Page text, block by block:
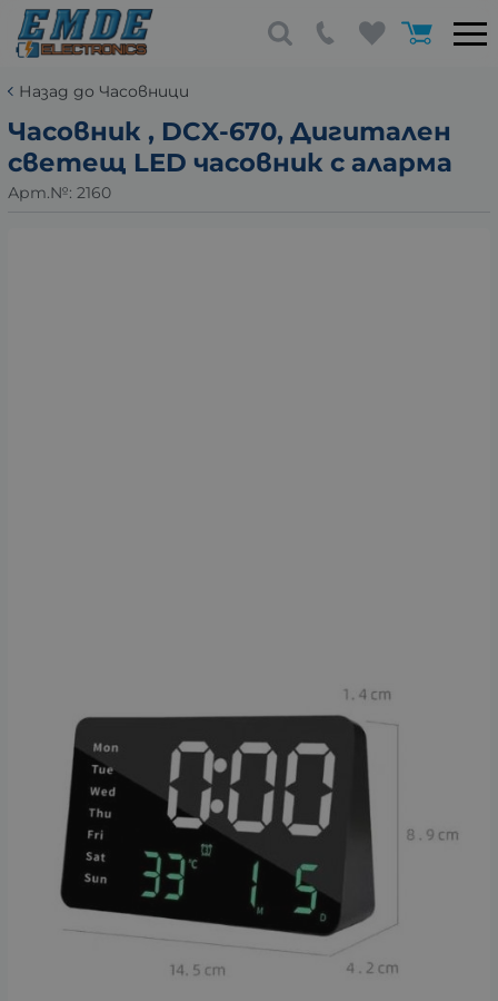
Назад до Часовници
Часовник , DCX-670, Дигитален
светещ LED часовник с аларма
Арт.№: 2160